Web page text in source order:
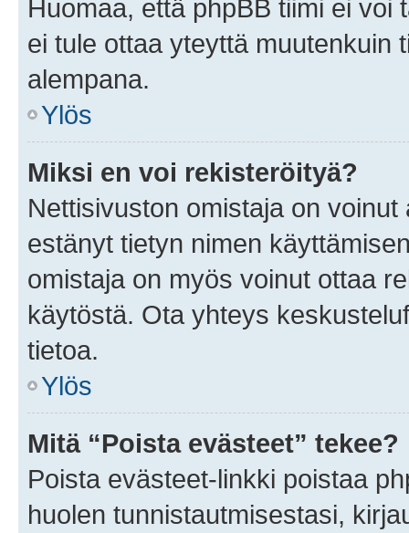
Huomaa, että phpBB tiimi ei
ei tule ottaa yteyttä muutenkuin
alempana.
Ylös
Miksi en voi rekisteröityä?
Nettisivuston omistaja on
estänyt tietyn nimen
omistaja on myös voinut ottaa
käytöstä. Ota yhteys
tietoa.
Ylös
Mitä “Poista evästeet” tekee?
Poista evästeet-linkki poistaa
huolen tunnistautmisestasi,